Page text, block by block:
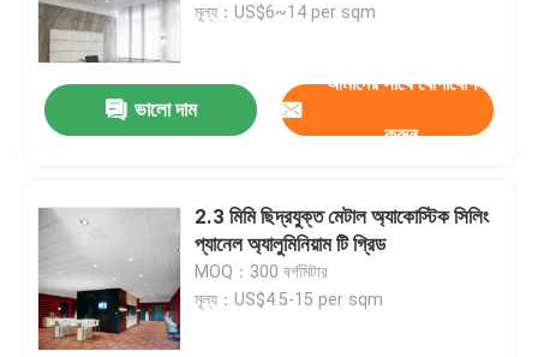
মূল্য：US$6~14 per sqm
ভালো দাম
আমাদের সাথে যোগাযোগ
করুন
2.3 মিমি ছিদ্রযুক্ত মেটাল অ্যাকোস্টিক সিলিং
প্যানেল অ্যালুমিনিয়াম টি গ্রিড
MOQ：300 বর্গমিটার
মূল্য：US$4.5-15 per sqm